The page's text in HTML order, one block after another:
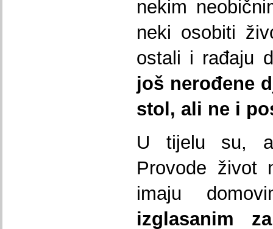
nekim
neki osobiti
ostali i rađaju
još nerođene
stol, ali ne i
U tijelu su,
Provode život
imaju
izglasanim